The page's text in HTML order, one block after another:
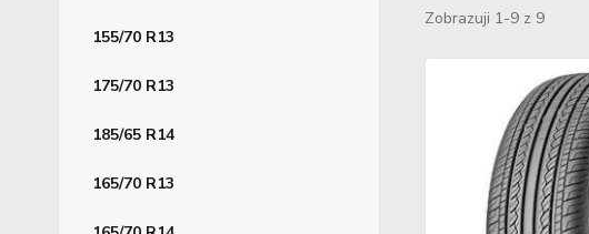
155/70 R13
175/70 R13
185/65 R14
165/70 R13
Zobrazuji 1-9 z 9